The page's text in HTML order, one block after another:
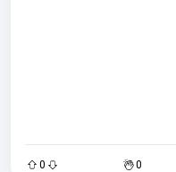
0 0